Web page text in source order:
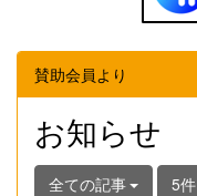
賛助会員より
お知らせ
全ての記事 5件